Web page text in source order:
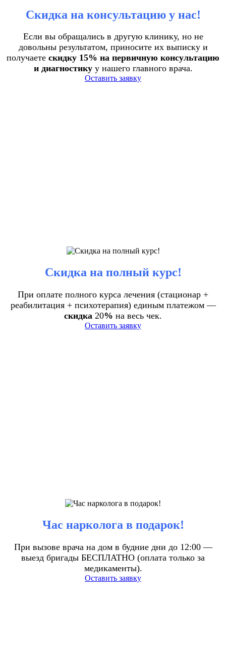
Скидка на консультацию у нас!
Если вы обращались в другую клинику, но не
довольны результатом, приносите их выписку и
получаете скидку 15% на первичную консультацию
и диагностикуу нашего главного врача.
Оставить заявку
Скидка на полный курс!
При оплате полного курса лечения (стационар +
реабилитация + психотерапия) единым платежом —
скидка 20% на весь чек.
Оставить заявку
Час нарколога в подарок!
При вызове врача на дом в будние дни до 12:00 —
выезд бригады БЕСПЛАТНО (оплата только за
медикаменты).
Оставить заявку